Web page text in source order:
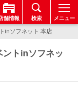
舗情報 検索 メニュー
inソフネット 本店
トinソフネッ